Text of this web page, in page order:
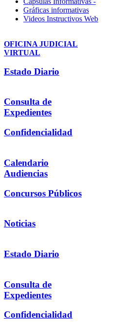
Gráficas informativas
Videos Instructivos Web
OFICINA JUDICIAL
VIRTUAL
Estado Diario
Consulta de
Expedientes
Confidencialidad
Calendario
Audiencias
Concursos Públicos
Noticias
Estado Diario
Consulta de
Expedientes
Confidencialidad